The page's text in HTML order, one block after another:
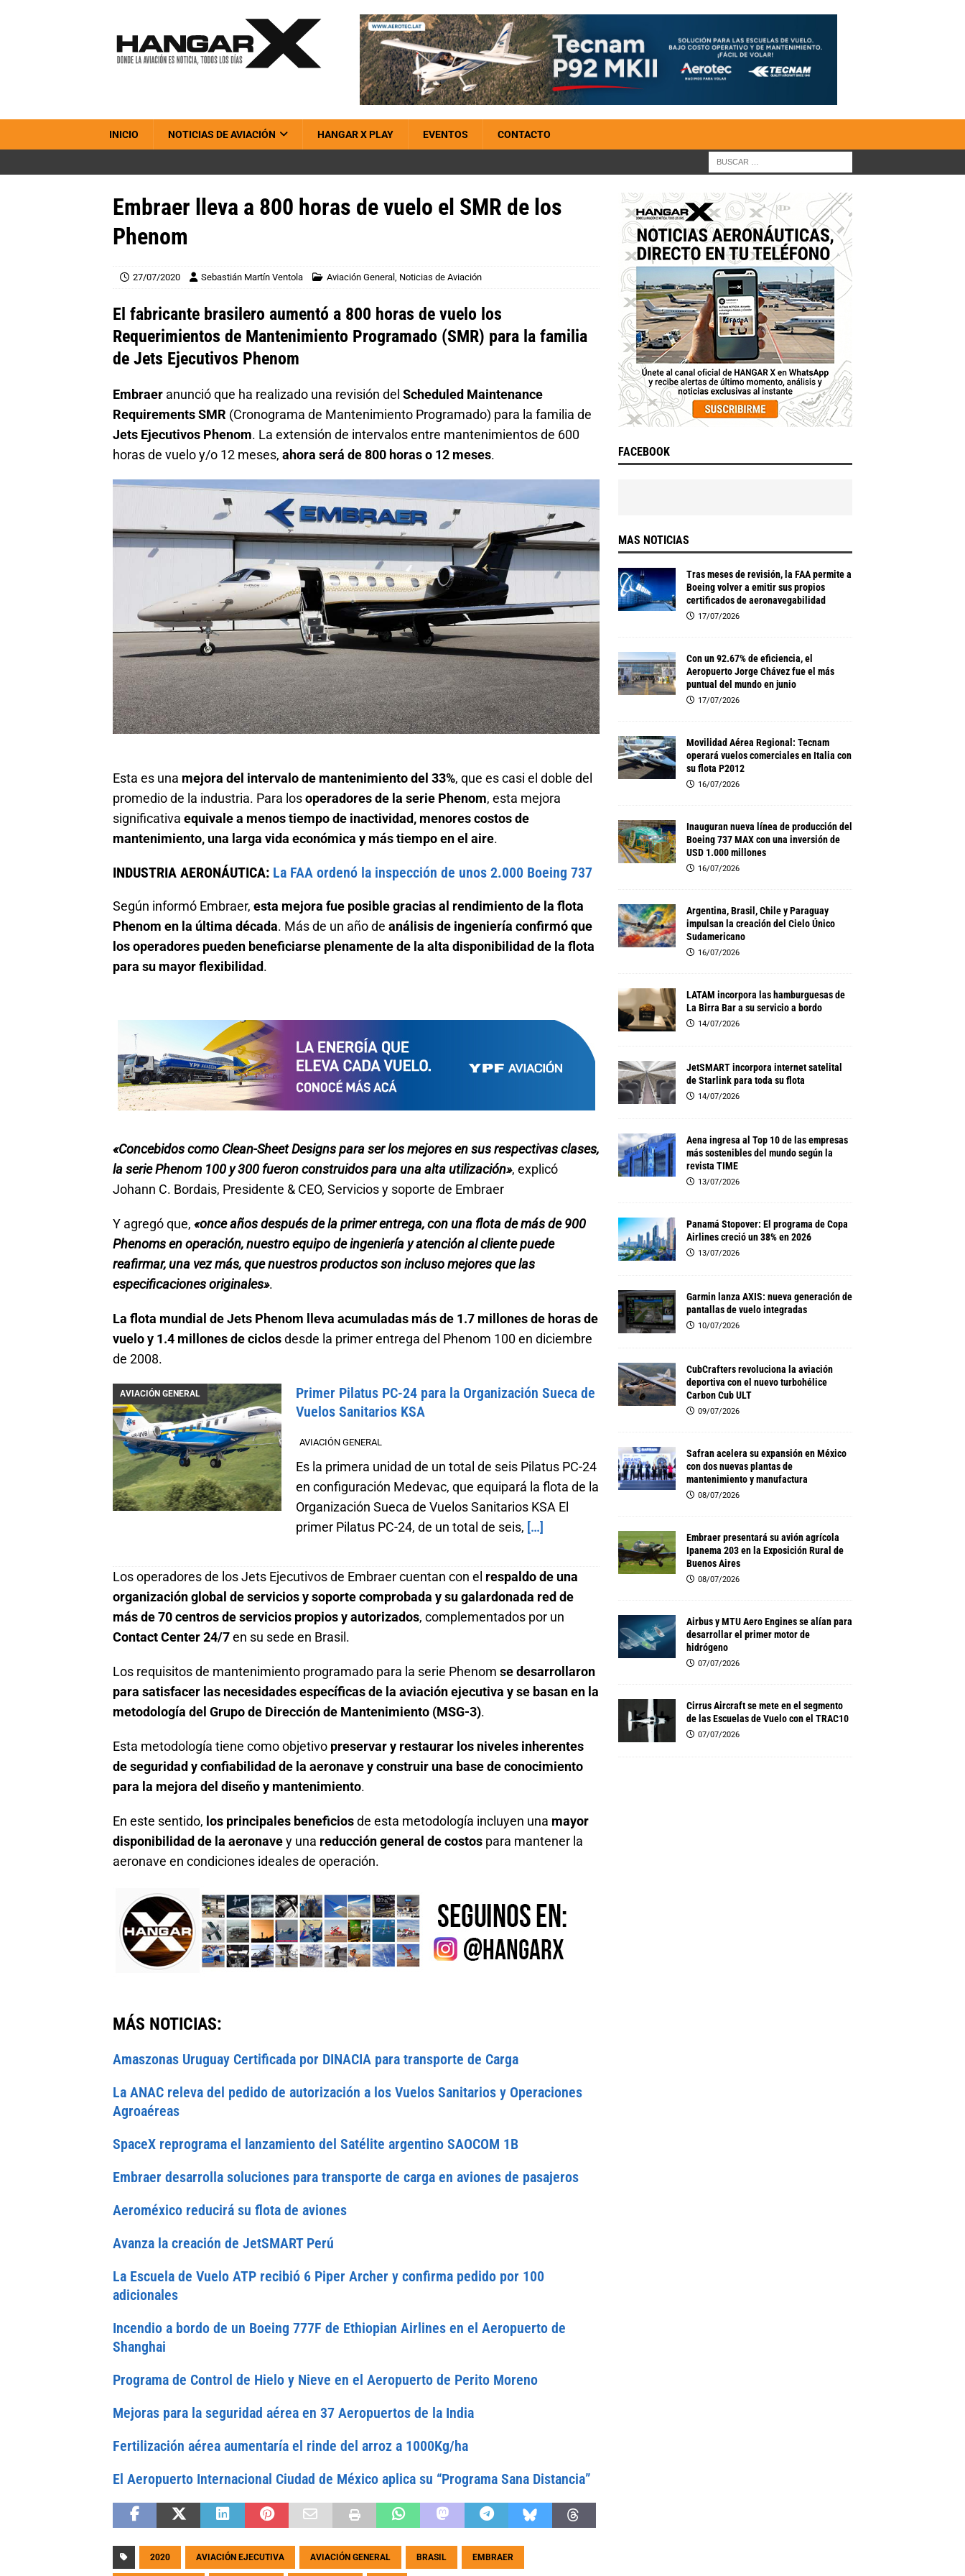
INICIO NOTICIAS DE AVIACIÓN HANGAR X PLAY EVENTOS CONTACTO
Embraer lleva a 800 horas de vuelo el SMR de los
Phenom
27/07/2020 Sebastián Martín Ventola Aviación General , Noticias de Aviación
El fabricante brasilero aumentó a 800 horas de vuelo los
Requerimientos de Mantenimiento Programado (SMR) para la familia
de Jets Ejecutivos Phenom
Embraer anunció que ha realizado una revisión del Scheduled Maintenance
Requirements SMR (Cronograma de Mantenimiento Programado) para la familia de
Jets Ejecutivos Phenom. La extensión de intervalos entre mantenimientos de 600
horas de vuelo y/o 12 meses, ahora será de 800 horas o 12 meses.
Esta es una mejora del intervalo de mantenimiento del 33%, que es casi el doble del
promedio de la industria. Para losoperadores de la serie Phenom, esta mejora
significativa equivale a menos tiempo de inactividad, menores costos de
mantenimiento, una larga vida económica y más tiempo en el aire.
INDUSTRIA AERONÁUTICA: La FAA ordenó la inspección de unos 2.000 Boeing 737
Según informó Embraer, esta mejora fue posible gracias al rendimiento de la flota
Phenom en la última década. Más de un año de análisis de ingeniería confirmó que
los operadores pueden beneficiarse plenamente de la alta disponibilidad de la flota
para su mayor flexibilidad.
«Concebidos como Clean-Sheet Designs para ser los mejores en sus respectivas clases,
la serie Phenom 100 y 300 fueron construidos para una alta utilización», explicó
Johann C. Bordais, Presidente & CEO, Servicios y soporte de Embraer
Y agregó que, «once años después de la primer entrega, con una flota de más de 900
Phenoms en operación, nuestro equipo de ingeniería y atención al cliente puede
reafirmar, una vez más, que nuestros productos son incluso mejores que las
especificaciones originales».
La flota mundial de Jets Phenom lleva acumuladas más de 1.7 millones de horas de
vuelo y 1.4 millones de ciclosdesde la primer entrega del Phenom 100 en diciembre
de 2008.
AVIACIÓN GENERAL
Primer Pilatus PC-24 para la Organización Sueca de
Vuelos Sanitarios KSA
AVIACIÓN GENERAL
Es la primera unidad de un total de seis Pilatus PC-24
en configuración Medevac, que equipará la flota de la
Organización Sueca de Vuelos Sanitarios KSA El
primer Pilatus PC-24, de un total de seis, […]
Los operadores de los Jets Ejecutivos de Embraer cuentan con el respaldo de una
organización global de servicios y soporte comprobada y su galardonada red de
más de 70 centros de servicios propios y autorizados, complementados por un
Contact Center 24/7en su sede en Brasil.
Los requisitos de mantenimiento programado para la serie Phenom se desarrollaron
para satisfacer las necesidades específicas de la aviación ejecutiva y se basan en la
metodología del Grupo de Dirección de Mantenimiento (MSG-3).
Esta metodología tiene como objetivo preservar y restaurar los niveles inherentes
de seguridad y confiabilidad de la aeronave y construir una base de conocimiento
para la mejora del diseño y mantenimiento.
En este sentido, los principales beneficiosde esta metodología incluyen una mayor
disponibilidad de la aeronavey una reducción general de costos para mantener la
aeronave en condiciones ideales de operación.
MÁS NOTICIAS:
Amaszonas Uruguay Certificada por DINACIA para transporte de Carga
La ANAC releva del pedido de autorización a los Vuelos Sanitarios y Operaciones
Agroaéreas
SpaceX reprograma el lanzamiento del Satélite argentino SAOCOM 1B
Embraer desarrolla soluciones para transporte de carga en aviones de pasajeros
Aeroméxico reducirá su flota de aviones
Avanza la creación de JetSMART Perú
La Escuela de Vuelo ATP recibió 6 Piper Archer y confirma pedido por 100
adicionales
Incendio a bordo de un Boeing 777F de Ethiopian Airlines en el Aeropuerto de
Shanghai
Programa de Control de Hielo y Nieve en el Aeropuerto de Perito Moreno
Mejoras para la seguridad aérea en 37 Aeropuertos de la India
Fertilización aérea aumentaría el rinde del arroz a 1000Kg/ha
El Aeropuerto Internacional Ciudad de México aplica su “Programa Sana Distancia”
2020 AVIACIÓN EJECUTIVA AVIACIÓN GENERAL BRASIL EMBRAER
FACEBOOK
MAS NOTICIAS
Tras meses de revisión, la FAA permite a
Boeing volver a emitir sus propios
certificados de aeronavegabilidad
17/07/2026
Con un 92.67% de eficiencia, el
Aeropuerto Jorge Chávez fue el más
puntual del mundo en junio
17/07/2026
Movilidad Aérea Regional: Tecnam
operará vuelos comerciales en Italia con
su flota P2012
16/07/2026
Inauguran nueva línea de producción del
Boeing 737 MAX con una inversión de
USD 1.000 millones
16/07/2026
Argentina, Brasil, Chile y Paraguay
impulsan la creación del Cielo Único
Sudamericano
16/07/2026
LATAM incorpora las hamburguesas de
La Birra Bar a su servicio a bordo
14/07/2026
JetSMART incorpora internet satelital
de Starlink para toda su flota
14/07/2026
Aena ingresa al Top 10 de las empresas
más sostenibles del mundo según la
revista TIME
13/07/2026
Panamá Stopover: El programa de Copa
Airlines creció un 38% en 2026
13/07/2026
Garmin lanza AXIS: nueva generación de
pantallas de vuelo integradas
10/07/2026
CubCrafters revoluciona la aviación
deportiva con el nuevo turbohélice
Carbon Cub ULT
09/07/2026
Safran acelera su expansión en México
con dos nuevas plantas de
mantenimiento y manufactura
08/07/2026
Embraer presentará su avión agrícola
Ipanema 203 en la Exposición Rural de
Buenos Aires
08/07/2026
Airbus y MTU Aero Engines se alían para
desarrollar el primer motor de
hidrógeno
07/07/2026
Cirrus Aircraft se mete en el segmento
de las Escuelas de Vuelo con el TRAC10
07/07/2026